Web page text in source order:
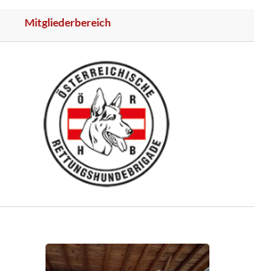
Mitgliederbereich